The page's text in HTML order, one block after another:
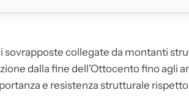
sovrapposte collegate da montanti
dalla fine dell'Ottocento fino agli
e resistenza strutturale